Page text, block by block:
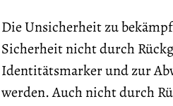
Die Unsicherheit zu
Sicherheit nicht durch
Identitätsmarker und zur
werden. Auch nicht durch